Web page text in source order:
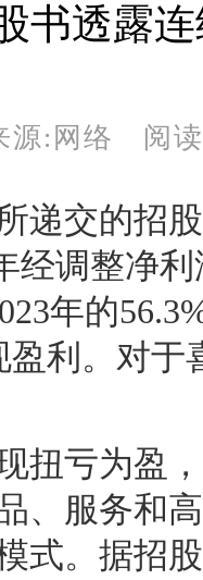
书透露
源:网络 阅
递交的招
经调整净
年的
利。对
扭亏为盈
、服务和
式。据招